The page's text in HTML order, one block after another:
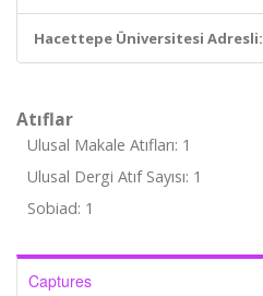
Hacettepe Üniversitesi Adresli:
Atıflar
Ulusal Makale Atıfları: 1
Ulusal Dergi Atıf Sayısı: 1
Sobiad: 1
Captures